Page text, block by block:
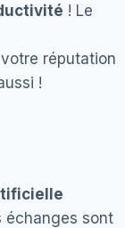
! Le
réputation
!
échanges sont